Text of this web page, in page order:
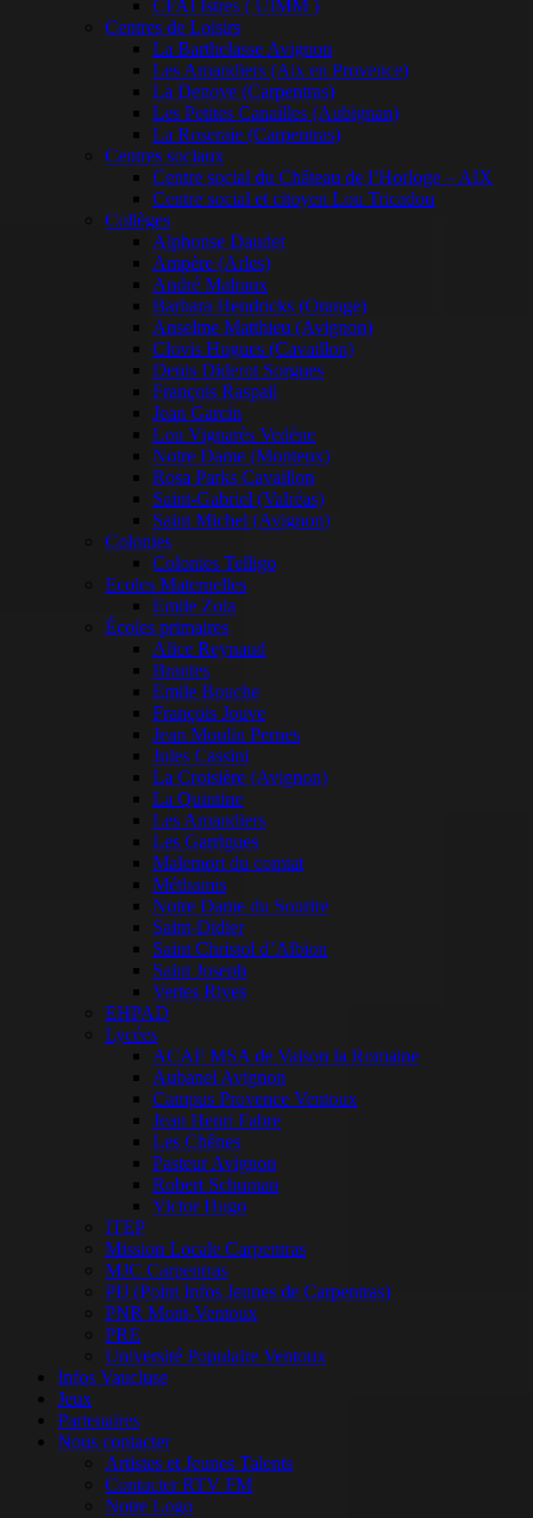
CFAI Istres ( UIMM )
Centres de Loisirs
La Barthelasse Avignon
Les Amandiers (Aix en Provence)
La Denove (Carpentras)
Les Petites Canailles (Aubignan)
La Roseraie (Carpentras)
Centres sociaux
Centre social du Château de l’Horloge – AIX
Centre social et citoyen Lou Tricadou
Collèges
Alphonse Daudet
Ampère (Arles)
André Malraux
Barbara Hendricks (Orange)
Anselme Matthieu (Avignon)
Clovis Hugues (Cavaillon)
Denis Diderot Sorgues
François Raspail
Jean Garcin
Lou Vignarès Vedène
Notre Dame (Monteux)
Rosa Parks Cavaillon
Saint-Gabriel (Valréas)
Saint Michel (Avignon)
Colonies
Colonies Telligo
Ecoles Maternelles
Emile Zola
Écoles primaires
Alice Reynaud
Brantes
Emile Bouche
François Jouve
Jean Moulin Pernes
Jules Cassini
La Croisière (Avignon)
La Quintine
Les Amandiers
Les Garrigues
Malemort du comtat
Méthamis
Notre Dame du Sourire
Saint-Didier
Saint Christol d’Albion
Saint Joseph
Vertes Rives
EHPAD
Lycées
ACAF MSA de Vaison la Romaine
Aubanel Avignon
Campus Provence Ventoux
Jean Henri Fabre
Les Chênes
Pasteur Avignon
Robert Schuman
Victor Hugo
ITEP
Mission Locale Carpentras
MJC Carpentras
PIJ (Point Infos Jeunes de Carpentras)
PNR Mont-Ventoux
PRE
Université Populaire Ventoux
Infos Vaucluse
Jeux
Partenaires
Nous contacter
Artistes et Jeunes Talents
Contacter RTV FM
Notre Logo